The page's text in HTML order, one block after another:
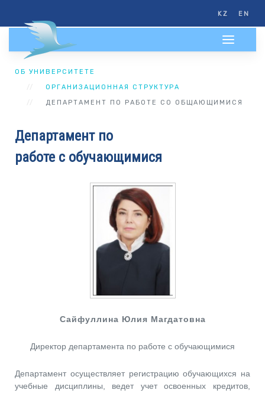
KZ EN
ОБ УНИВЕРСИТЕТЕ
ОРГАНИЗАЦИОННАЯ СТРУКТУРА
ДЕПАРТАМЕНТ ПО РАБОТЕ СО ОБЩАЮЩИМИСЯ
Департамент по
работе с обучающимися
Сайфуллина Юлия Магдатовна
Директор департамента по работе с обучающимися
Департамент осуществляет регистрацию обучающихся на
учебные дисциплины, ведет учет освоенных кредитов,